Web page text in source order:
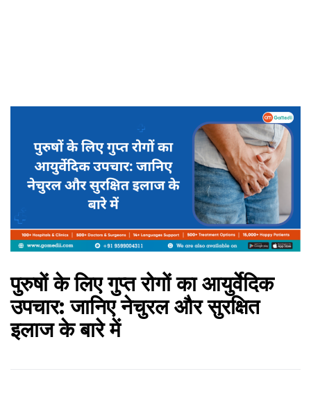
पुरुषों के लिए गुप्त रोगों का आयुर्वेदिक
उपचार: जानिए नेचुरल और सुरक्षित
इलाज के बारे में